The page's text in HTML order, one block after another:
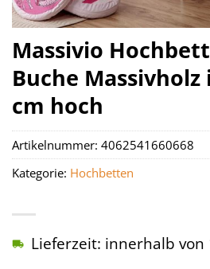
Massivio
Buche Massivholz
cm hoch
Lieferzeit: innerhalb von
Artikelnummer: 4062541660668
Kategorie: Hochbetten